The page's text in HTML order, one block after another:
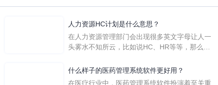
人力资源HC计划是什么意思？
在人力资源管理部门会出现很多英文字母让人一
头雾水不知所云，比如说HC、HR等等，那么它
么呢？
什么样子的医药管理系统软件更好用？
在医疗行业中，医药管理系统软件扮演着至关重